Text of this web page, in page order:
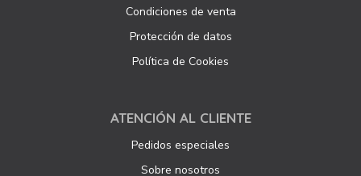
Condiciones de venta
Protección de datos
Política de Cookies
ATENCIÓN AL CLIENTE
Pedidos especiales
Sobre nosotros